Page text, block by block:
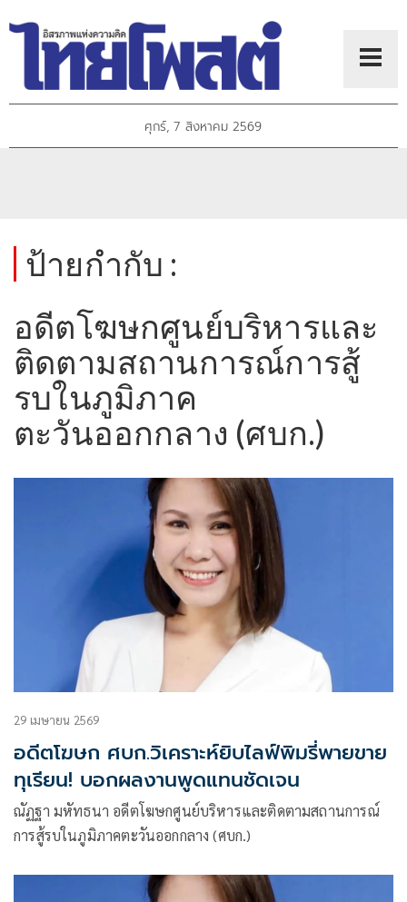
ศุกร์, 7 สิงหาคม 2569
ป้ายกำกับ :
อดีตโฆษกศูนย์บริหารและ
ติดตามสถานการณ์การสู้
รบในภูมิภาค
ตะวันออกกลาง (ศบก.)
29 เมษายน 2569
อดีตโฆษก ศบก.วิเคราะห์ยิบไลฟ์พิมรี่พายขาย
ทุเรียน! บอกผลงานพูดแทนชัดเจน
ณัฏฐา มหัทธนา อดีตโฆษกศูนย์บริหารและติดตามสถานการณ์
การสู้รบในภูมิภาคตะวันออกกลาง (ศบก.)